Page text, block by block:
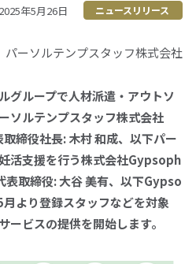
プスタッフへの
い合わせ
年5月26日 ニュースリリース
パーソルテンプスタッフ株式会社
グループで人材派遣・アウトソ
ソルテンプスタッフ株式会社
締役社長:木村 和成、以下パー
活支援を行う株式会社Gypsoph
表取締役:大谷 美有、以下Gypso
月より登録スタッフなどを対象
ービスの提供を開始します。